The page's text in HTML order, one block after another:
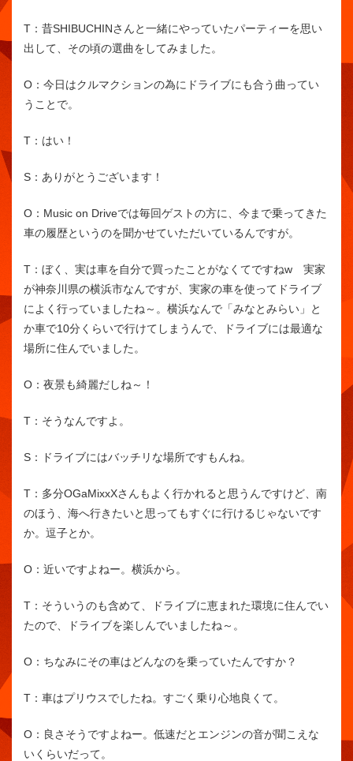
T： 昔SHIBUCHINさんと一緒にやっていたパーティーを思い
出して、その頃の選曲をしてみました。
O： 今日はクルマクションの為にドライブにも合う曲ってい
うことで。
T： はい！
S： ありがとうございます！
O： Music on Driveでは毎回ゲストの方に、今まで乗ってきた
車の履歴というのを聞かせていただいているんですが。
T： ぼく、実は車を自分で買ったことがなくてですねw 実家
が神奈川県の横浜市なんですが、実家の車を使ってドライブ
によく行っていましたね～。横浜なんで「みなとみらい」と
か車で10分くらいで行けてしまうんで、ドライブには最適な
場所に住んでいました。
O： 夜景も綺麗だしね～！
T： そうなんですよ。
S： ドライブにはバッチリな場所ですもんね。
T： 多分OGaMixxXさんもよく行かれると思うんですけど、南
のほう、海へ行きたいと思ってもすぐに行けるじゃないです
か。逗子とか。
O： 近いですよねー。横浜から。
T： そういうのも含めて、ドライブに恵まれた環境に住んでい
たので、ドライブを楽しんでいましたね～。
O： ちなみにその車はどんなのを乗っていたんですか？
T： 車はプリウスでしたね。すごく乗り心地良くて。
O： 良さそうですよねー。低速だとエンジンの音が聞こえな
いくらいだって。